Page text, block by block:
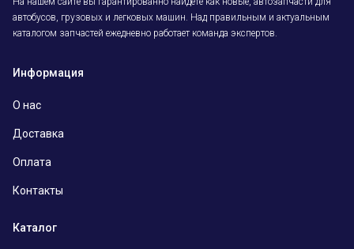
автобусов, грузовых и легковых машин. Над правильным и актуальным
каталогом запчастей ежедневно работает команда экспертов.
Информация
О нас
Доставка
Оплата
Контакты
Каталог